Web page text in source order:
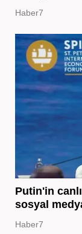
Haber7
Putin'in
sosyal
Haber7